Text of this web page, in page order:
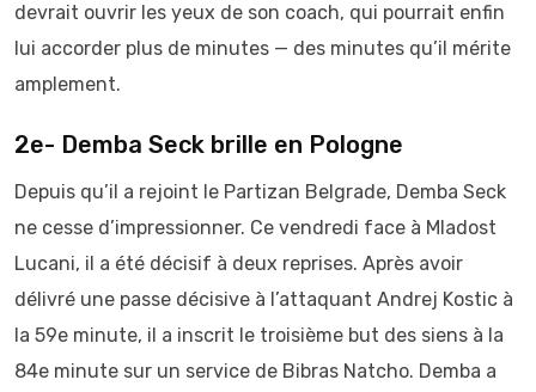
devrait ouvrir les yeux de son coach, qui pourrait enfin
lui accorder plus de minutes — des minutes qu’il mérite
amplement.
2e- Demba Seck brille en Pologne
Depuis qu’il a rejoint le Partizan Belgrade, Demba Seck
ne cesse d’impressionner. Ce vendredi face à Mladost
Lucani, il a été décisif à deux reprises. Après avoir
délivré une passe décisive à l’attaquant Andrej Kostic à
la 59e minute, il a inscrit le troisième but des siens à la
84e minute sur un service de Bibras Natcho. Demba a